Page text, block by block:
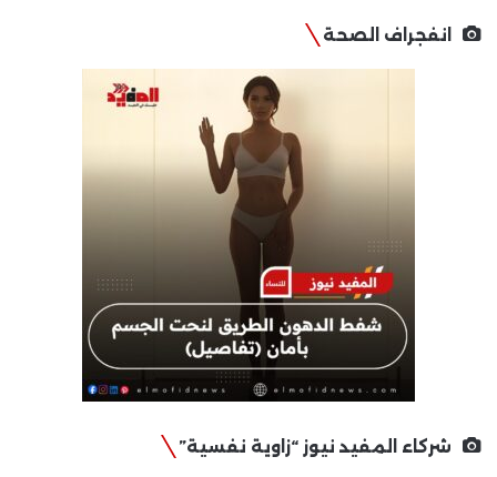
انفجراف الصحة
شركاء المفيد نيوز “زاوية نفسية”